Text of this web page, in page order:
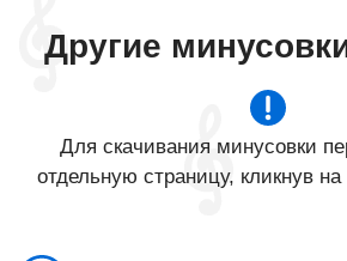
Другие
Для скачивания минусовки
отдельную страницу, кликнув